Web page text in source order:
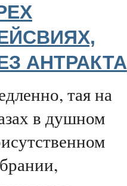
АНТРАКТА
тая на
в душном